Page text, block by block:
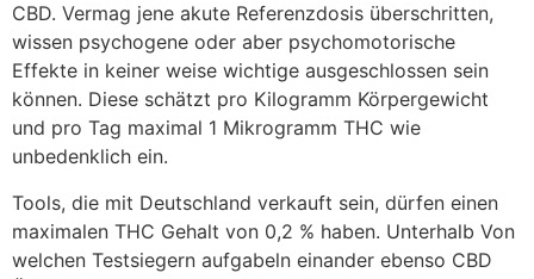
CBD. Vermag jene akute Referenzdosis überschritten,
wissen psychogene oder aber psychomotorische
Effekte in keiner weise wichtige ausgeschlossen sein
können. Diese schätzt pro Kilogramm Körpergewicht
und pro Tag maximal 1 Mikrogramm THC wie
unbedenklich ein.
Tools, die mit Deutschland verkauft sein, dürfen einen
maximalen THC Gehalt von 0,2 % haben. Unterhalb Von
welchen Testsiegern aufgabeln einander ebenso CBD